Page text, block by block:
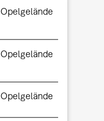
Opelgelände
Opelgelände
Opelgelände